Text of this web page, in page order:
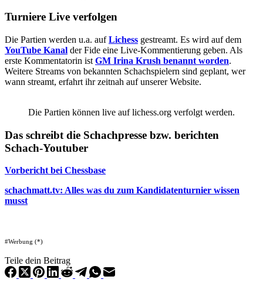
Turniere Live verfolgen
Die Partien werden u.a. aufLichess gestreamt. Es wird auf dem
YouTube Kanal der Fide eine Live-Kommentierung geben. Als
erste Kommentatorin ist GM Irina Krush benannt worden.
Weitere Streams von bekannten Schachspielern sind geplant, wer
wann streamt, erfahrt ihr zeitnah auf unserer Website.
Die Partien können live auf lichess.org verfolgt werden.
Das schreibt die Schachpresse bzw. berichten
Schach-Youtuber
Vorbericht bei Chessbase
schachmatt.tv: Alles was du zum Kandidatenturnier wissen
musst
#Werbung (*)
Teile dein Beitrag